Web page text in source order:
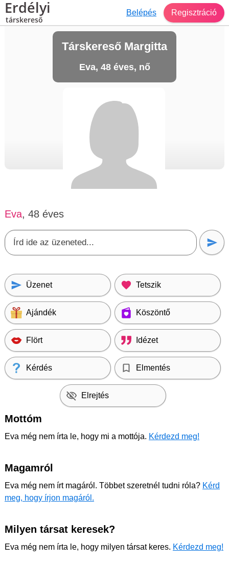
Erdélyi
társkereső
Belépés Regisztráció
Társkereső Margitta
Eva, 48 éves, nő
Eva, 48 éves
Üzenet Tetszik
Ajándék Köszöntő
Flört Idézet
Kérdés Elmentés
Elrejtés
Mottóm
Eva még nem írta le, hogy mi a mottója. Kérdezd meg!
Magamról
Eva még nem írt magáról. Többet szeretnél tudni róla? Kérd
meg, hogy írjon magáról.
Milyen társat keresek?
Eva még nem írta le, hogy milyen társat keres. Kérdezd meg!